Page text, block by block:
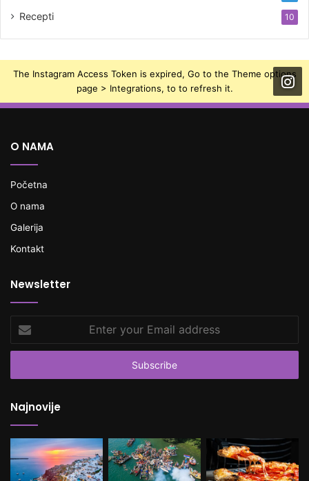
Recepti 10
The Instagram Access Token is expired, Go to the Theme options
page > Integrations, to to refresh it.
O NAMA
Početna
O nama
Galerija
Kontakt
Newsletter
your
Email
Najnovije